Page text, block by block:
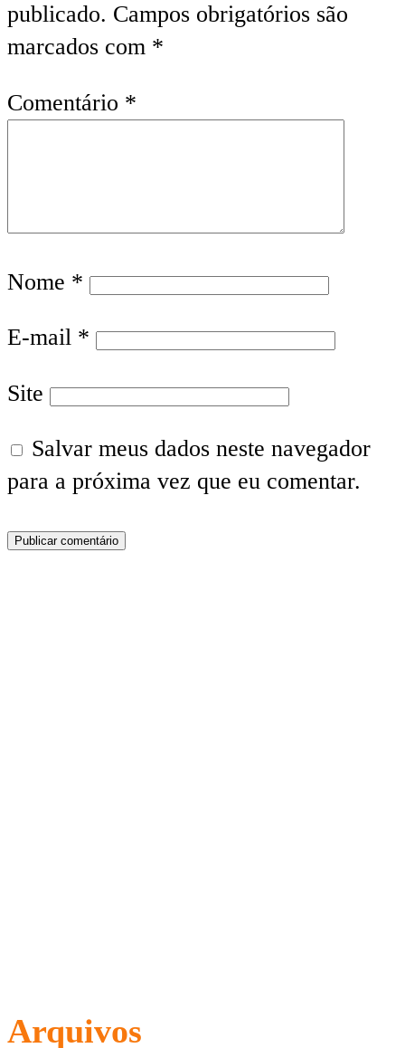
publicado. Campos obrigatórios são
marcados com *
Comentário *
Nome *
E-mail *
Site
Salvar meus dados neste navegador
para a próxima vez que eu comentar.
Arquivos